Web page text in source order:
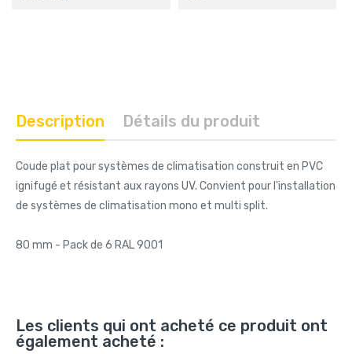
Description Détails du produit
Coude plat pour systèmes de climatisation construit en PVC
ignifugé et résistant aux rayons UV. Convient pour l'installation
de systèmes de climatisation mono et multi split.
80 mm - Pack de 6 RAL 9001
Les clients qui ont acheté ce produit ont
également acheté :